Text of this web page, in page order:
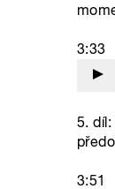
3:33
5.
3:51